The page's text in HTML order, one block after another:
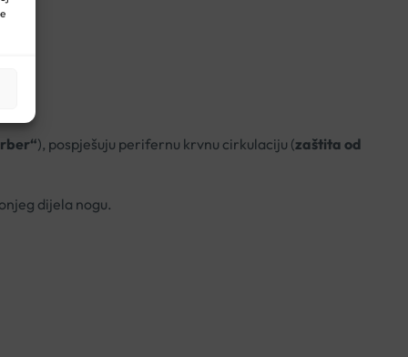
), pospješuju perifernu krvnu cirkulaciju (zaštita od
dijela nogu.